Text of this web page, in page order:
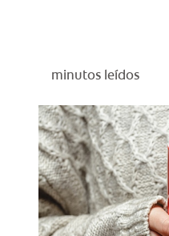
minutos leídos